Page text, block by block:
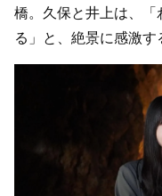
橋。久保と井上は、「
る」と、絶景に感激す